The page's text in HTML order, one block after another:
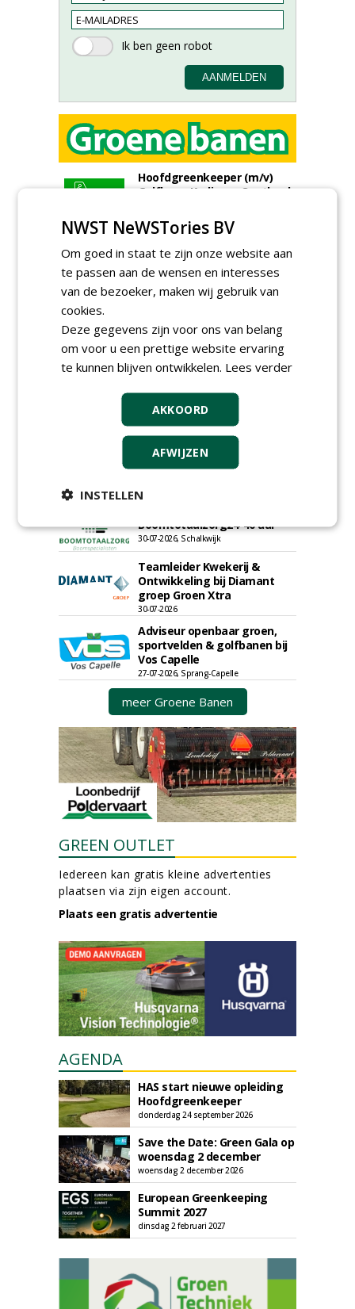
Hoofdgreenkeeper (m/v)
Golfbaan KralingenOosthoek
30-07-2026
Chauffeur
landbouwmachines bij DSV
zaden Nederland B.V.
06-08-2026, Ven-Zelderheide
DSV zaden Nederland B.V.
06-08-2026, Ven-Zelderheide
Allround
magazijnmedewerker
(fulltime) bij DSV zaden
Nederland B.V.
Groeiplaats specialist bij
Boomtotaalzorg32-40 uur
Boomtotaalzorg24-40 uur
30-07-2026, Schalkwijk
Teamleider Kwekerij &
Ontwikkeling bij Diamant
groep Groen Xtra
30-07-2026
Adviseur openbaar groen,
sportvelden & golfbanen bij
Vos Capelle
27-07-2026, Sprang-Capelle
meer Groene Banen
GREEN OUTLET
Iedereen kan gratis kleine advertenties
plaatsen via zijn eigen account.
Plaats een gratis advertentie
AGENDA
HAS start nieuwe opleiding
Hoofdgreenkeeper
donderdag 24 september 2026
Save the Date: Green Gala op
woensdag 2 december
woensdag 2 december 2026
European Greenkeeping
Summit 2027
dinsdag 2 februari 2027
NWST NeWSTories BV
Om goed in staat te zijn onze website aan
te passen aan de wensen en interesses
van de bezoeker, maken wij gebruik van
cookies.
Deze gegevens zijn voor ons van belang
om voor u een prettige website ervaring
te kunnen blijven ontwikkelen. Lees verder
AKKOORD
AFWIJZEN
INSTELLEN